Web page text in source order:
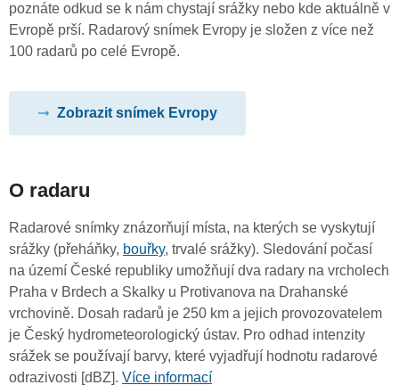
poznáte odkud se k nám chystají srážky nebo kde aktuálně v
Evropě prší. Radarový snímek Evropy je složen z více než
100 radarů po celé Evropě.
Zobrazit snímek Evropy
O radaru
Radarové snímky znázorňují místa, na kterých se vyskytují
srážky (přeháňky, bouřky, trvalé srážky). Sledování počasí
na území České republiky umožňují dva radary na vrcholech
Praha v Brdech a Skalky u Protivanova na Drahanské
vrchovině. Dosah radarů je 250 km a jejich provozovatelem
je Český hydrometeorologický ústav. Pro odhad intenzity
srážek se používají barvy, které vyjadřují hodnotu radarové
odrazivosti [dBZ]. Více informací